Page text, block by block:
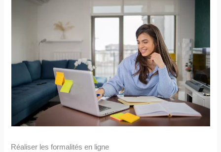
Réaliser les formalités en ligne